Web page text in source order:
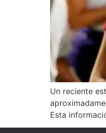
Un reciente
Esta